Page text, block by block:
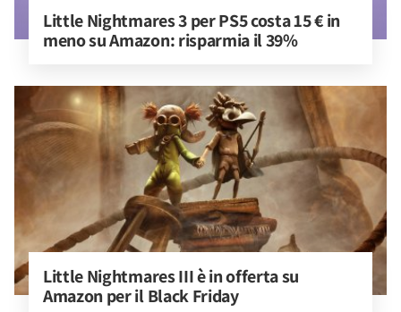
Little Nightmares 3 per PS5 costa 15 € in
meno su Amazon: risparmia il 39%
Little Nightmares III è in offerta su
Amazon per il Black Friday